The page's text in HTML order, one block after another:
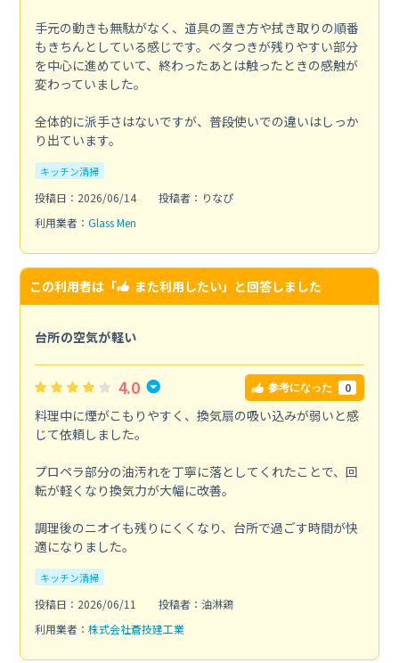
手元の動きも無駄がなく、道具の置き方や拭き取りの順番
もきちんとしている感じです。ベタつきが残りやすい部分
を中心に進めていて、終わったあとは触ったときの感触が
変わっていました。
全体的に派手さはないですが、普段使いでの違いはしっか
り出ています。
キッチン清掃
投稿日：2026/06/14
投稿者：りなぴ
利用業者： Glass Men
この利用者は「 また利用したい」と回答しました
台所の空気が軽い
4.0 参考になった 0
料理中に煙がこもりやすく、換気扇の吸い込みが弱いと感
じて依頼しました。
プロペラ部分の油汚れを丁寧に落としてくれたことで、回
転が軽くなり換気力が大幅に改善。
調理後のニオイも残りにくくなり、台所で過ごす時間が快
適になりました。
キッチン清掃
投稿日：2026/06/11
投稿者：油淋鶏
利用業者： 株式会社蒼技建工業